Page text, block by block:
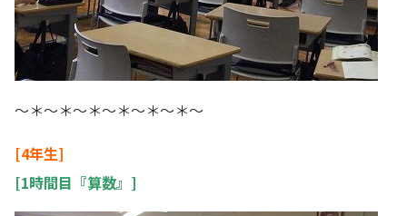
～＊～＊～＊～＊～＊～＊～
[4年生]
[1時間目『算数』]